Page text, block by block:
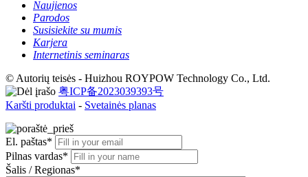
Naujienos
Parodos
Susisiekite su mumis
Karjera
Internetinis seminaras
© Autorių teisės - Huizhou ROYPOW Technology Co., Ltd.
粤ICP备2023039393号
Karšti produktai - Svetainės planas
El. paštas*
Pilnas vardas*
Šalis / Regionas*